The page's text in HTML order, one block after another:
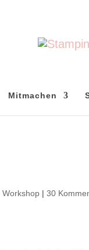
Mitmachen
,Workshop |30